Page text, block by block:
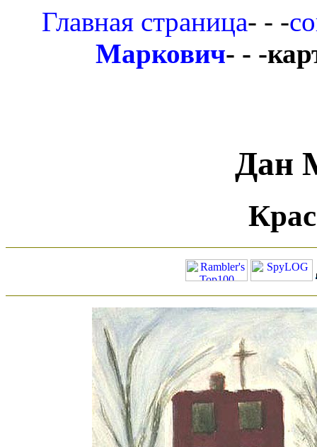
Главная страница- - -
Маркович- - -
Дан